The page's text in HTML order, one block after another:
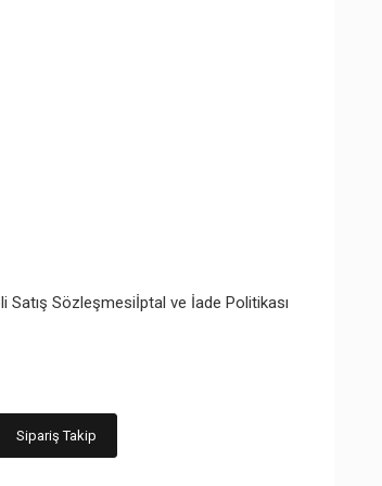
Satış Sözleşmesiİptal ve İade Politikası
Sipariş Takip